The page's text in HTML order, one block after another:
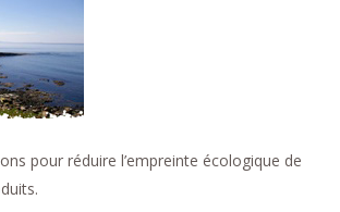
pour réduire l’empreinte écologique de